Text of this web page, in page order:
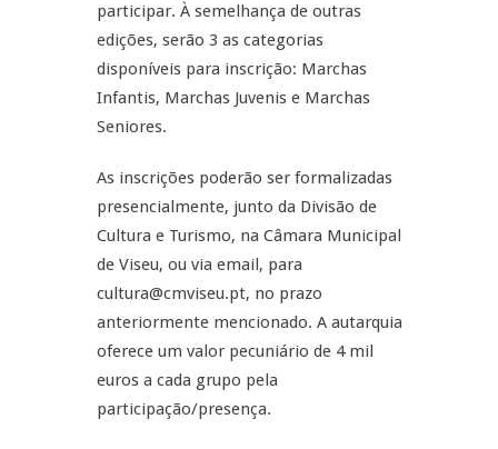
participar. À semelhança de outras
edições, serão 3 as categorias
disponíveis para inscrição: Marchas
Infantis, Marchas Juvenis e Marchas
Seniores.
As inscrições poderão ser formalizadas
presencialmente, junto da Divisão de
Cultura e Turismo, na Câmara Municipal
de Viseu, ou via email, para
cultura@cmviseu.pt, no prazo
anteriormente mencionado. A autarquia
oferece um valor pecuniário de 4 mil
euros a cada grupo pela
participação/presença.